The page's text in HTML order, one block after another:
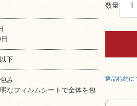
下
み
なフィルムシートで全体を包
数量
返品特約に